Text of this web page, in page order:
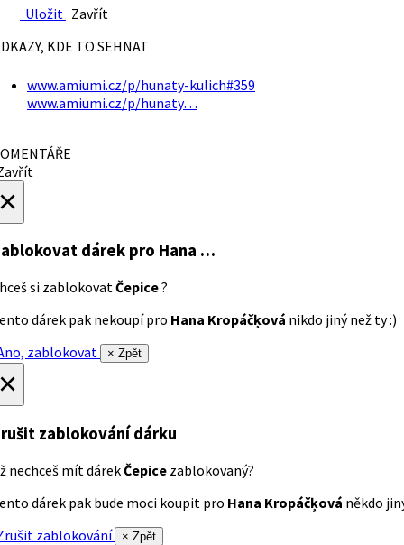
Uložit Zavřít
KDE TO SEHNAT
www.amiumi.cz/p/hunaty-kulich#359
www.amiumi.cz/p/hunaty…
dárek pro Hana …
si zablokovatČepice?
dárek pak nekoupí pro Hana Kropáčķová nikdo jiný než ty :)
zablokovat
× Zpět
zablokování dárku
nechceš mít dárekČepice zablokovaný?
dárek pak bude moci koupit pro Hana Kropáčķová někdo
zablokování
× Zpět